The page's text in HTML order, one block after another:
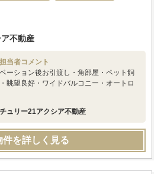
不動産
当者コメント
ーション後お引渡し・角部屋・ペット飼
眺望良好・ワイドバルコニー・オートロ
ュリー21アクシア不動産
件を詳しく見る